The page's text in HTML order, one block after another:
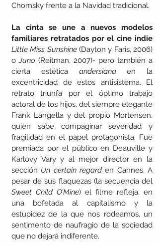
Chomsky frente a la Navidad tradicional.
La cinta se une a nuevos modelos
familiares retratados por el cine indie
Little Miss Sunshine (Dayton y Faris, 2006)
o Juno (Reitman, 2007)- pero también a
cierta estética andersiana en la
excentricidad de estos antisistema. El
retrato triunfa por el óptimo trabajo
actoral de los hijos, del siempre elegante
Frank Langella y del propio Mortensen,
quien sabe compaginar severidad y
fragilidad en el papel protagonista. Fue
premiada por el público en Deauville y
Karlovy Vary y al mejor director en la
sección Un certain regard en Cannes. A
Sweet Child O’Mine) el filme refleja, en
una bofetada al capitalismo y la
estupidez de la que nos rodeamos, un
sentimento de naufragio de la sociedad
que no dejará indiferente.